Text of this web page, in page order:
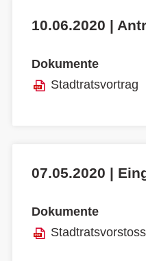
10.06.2020 |
Dokumente
Stadtratsvortrag
07.05.2020 |
Dokumente
Stadtratsvorstoss